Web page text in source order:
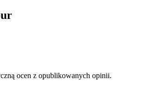
ocen z opublikowanych opinii.